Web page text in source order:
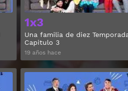
1x3
Una familia de diez
Capitulo 3
19 años hace